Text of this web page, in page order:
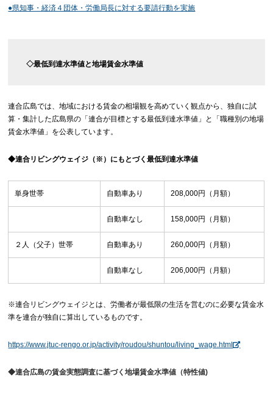
●県知事・経済４団体・労働局長に対する要請行動を実施
◇最低到達水準値と地場賃金水準値
連合広島では、地域における賃金の相場観を高めていく観点から、独自に試
算・集計した広島県の「連合が目標とする最低到達水準値」と「職種別の地場
賃金水準値」を公表しています。
◆連合リビングウェイジ（※）にもとづく最低到達水準値
単身世帯 自動車あり 208,000円（月額）
自動車なし 158,000円（月額）
２人（父子）世帯 自動車あり 260,000円（月額）
自動車なし 206,000円（月額）
※連合リビングウェイジとは、労働者が最低限の生活を営むのに必要な賃金水
準を連合が独自に算出しているものです。
https://www.jtuc-rengo.or.jp/activity/roudou/shuntou/living_wage.html
◆連合広島の賃金実態調査に基づく地場賃金水準値（特性値)